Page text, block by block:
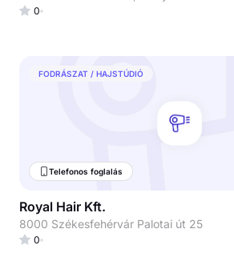
0
FODRÁSZAT / HAJSTÚDIÓ
Telefonos foglalás
Royal Hair Kft.
8000 Székesfehérvár Palotai út 25
0